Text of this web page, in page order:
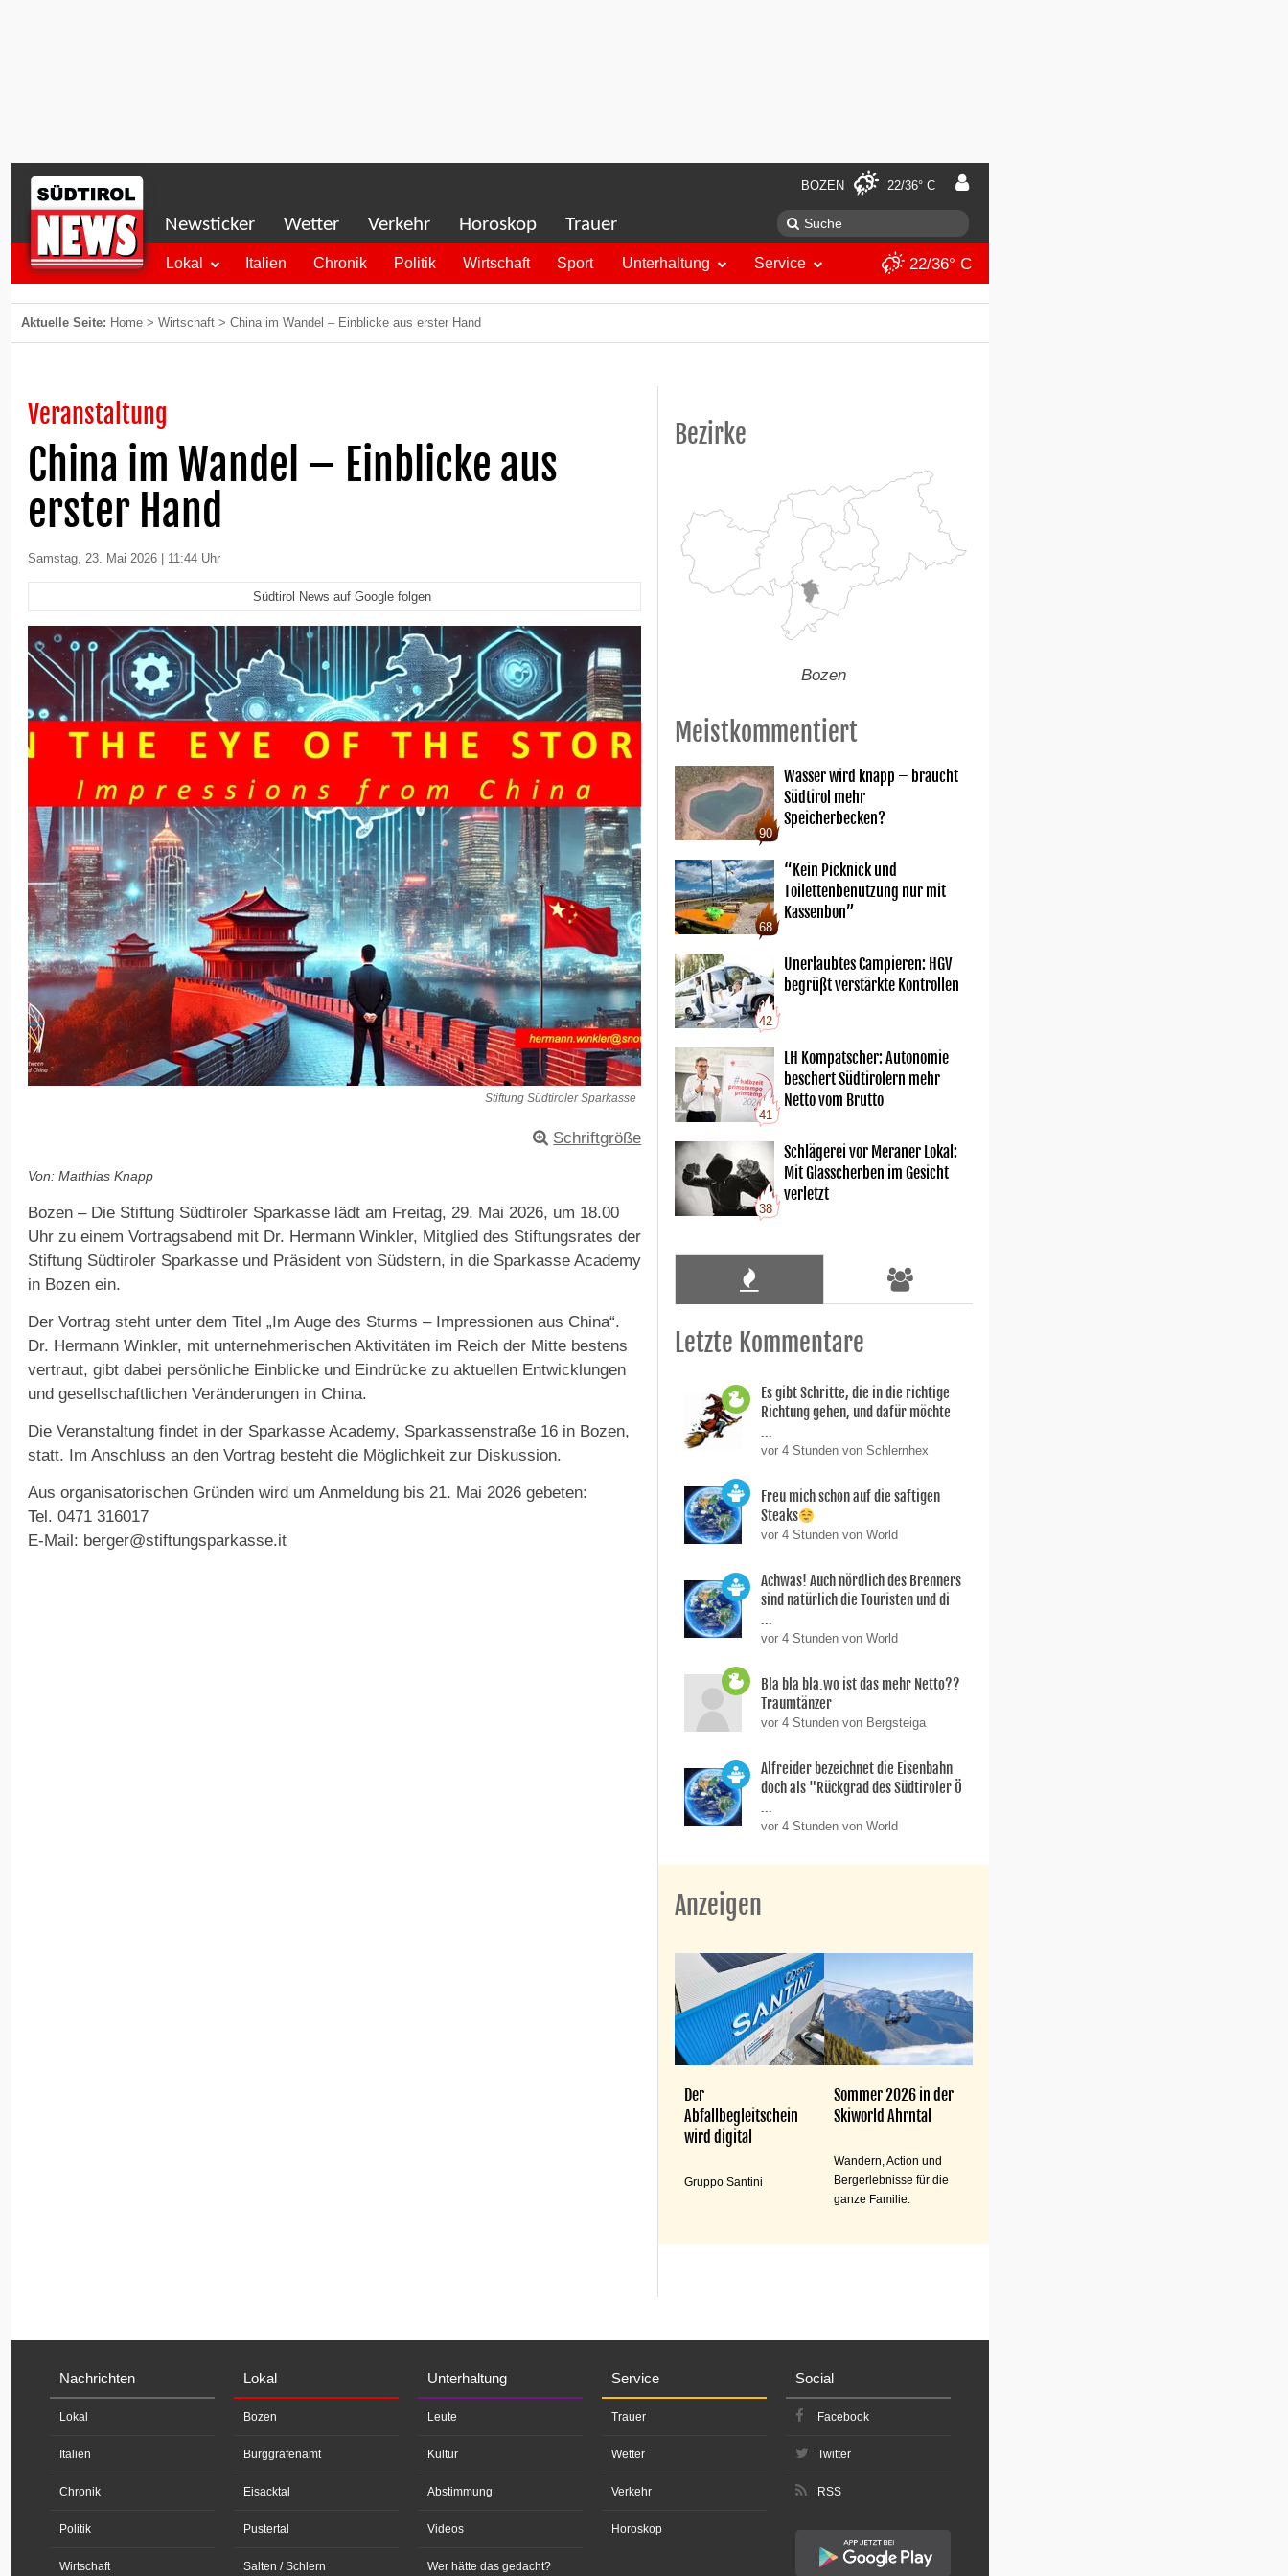
BOZEN 22/36° C
Newsticker Wetter Verkehr Horoskop Trauer
Lokal Italien Chronik Politik Wirtschaft Sport Unterhaltung Service 22/36° C
Aktuelle Seite: Home > Wirtschaft > China im Wandel – Einblicke aus erster Hand
Veranstaltung
China im Wandel – Einblicke aus
erster Hand
Samstag, 23. Mai 2026 | 11:44 Uhr
Südtirol News auf Google folgen
Stiftung Südtiroler Sparkasse
Schriftgröße
Von: Matthias Knapp
Bozen – Die Stiftung Südtiroler Sparkasse lädt am Freitag, 29. Mai 2026, um 18.00
Uhr zu einem Vortragsabend mit Dr. Hermann Winkler, Mitglied des Stiftungsrates der
Stiftung Südtiroler Sparkasse und Präsident von Südstern, in die Sparkasse Academy
in Bozen ein.
Der Vortrag steht unter dem Titel „Im Auge des Sturms – Impressionen aus China“.
Dr. Hermann Winkler, mit unternehmerischen Aktivitäten im Reich der Mitte bestens
vertraut, gibt dabei persönliche Einblicke und Eindrücke zu aktuellen Entwicklungen
und gesellschaftlichen Veränderungen in China.
Die Veranstaltung findet in der Sparkasse Academy, Sparkassenstraße 16 in Bozen,
statt. Im Anschluss an den Vortrag besteht die Möglichkeit zur Diskussion.
Aus organisatorischen Gründen wird um Anmeldung bis 21. Mai 2026 gebeten:
Tel. 0471 316017
E-Mail: berger@stiftungsparkasse.it
Bezirke
Bozen
Meistkommentiert
90
Wasser wird knapp – braucht
Südtirol mehr
Speicherbecken?
68
“Kein Picknick und
Toilettenbenutzung nur mit
Kassenbon”
42
Unerlaubtes Campieren: HGV
begrüßt verstärkte Kontrollen
41
LH Kompatscher: Autonomie
beschert Südtirolern mehr
Netto vom Brutto
38
Schlägerei vor Meraner Lokal:
Mit Glasscherben im Gesicht
verletzt
Letzte Kommentare
Es gibt Schritte, die in die richtige
Richtung gehen, und dafür möchte
...
vor 4 Stunden von Schlernhex
Freu mich schon auf die saftigen
Steaks
vor 4 Stunden von World
Achwas! Auch nördlich des Brenners
sind natürlich die Touristen und di
...
vor 4 Stunden von World
Bla bla bla.wo ist das mehr Netto??
Traumtänzer
vor 4 Stunden von Bergsteiga
Alfreider bezeichnet die Eisenbahn
doch als "Rückgrad des Südtiroler Ö
...
vor 4 Stunden von World
Anzeigen
Der
Abfallbegleitschein
wird digital
Gruppo Santini
Sommer 2026 in der
Skiworld Ahrntal
Wandern, Action und
Bergerlebnisse für die
ganze Familie.
Nachrichten
Lokal
Italien
Chronik
Politik
Wirtschaft
Lokal
Bozen
Burggrafenamt
Eisacktal
Pustertal
Salten / Schlern
Unterhaltung
Leute
Kultur
Abstimmung
Videos
Wer hätte das gedacht?
Service
Trauer
Wetter
Verkehr
Horoskop
Social
Facebook
Twitter
RSS